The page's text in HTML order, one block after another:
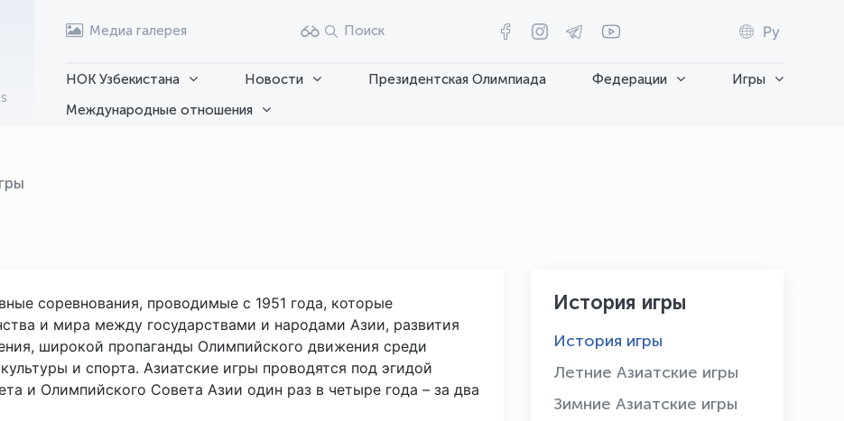
Медиа галерея Поиск Ру
НОК Узбекистана Новости Президентская Олимпиада Федерации
Игры
Международные отношения
соревнования, проводимые с 1951 года, которые
и мира между государствами и народами Азии, развития
широкой пропаганды Олимпийского движения среди
и спорта. Азиатские игры проводятся под эгидой
и Олимпийского Совета Азии один раз в четыре года – за два
История игры
История игры
Летние Азиатские игры
Зимние Азиатские игры